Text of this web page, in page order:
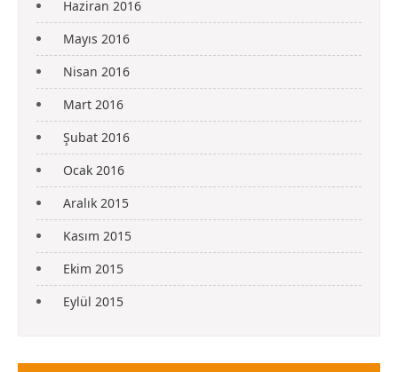
Haziran 2016
Mayıs 2016
Nisan 2016
Mart 2016
Şubat 2016
Ocak 2016
Aralık 2015
Kasım 2015
Ekim 2015
Eylül 2015